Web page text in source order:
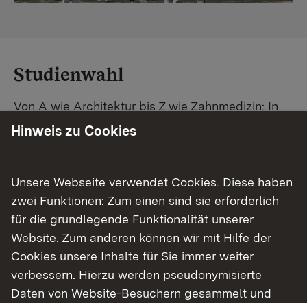
Studienwahl
Von A wie Architektur bis Z wie Zahnmedizin: In
Baden-Württemberg warten unzählige
Studiengangsuche schnell den passenden
Studienplatz. Außerdem gibt's eine Schritt-für-
Schritt-Anleitung zu deinem Traum-Studium.
Finde dein Studium in Baden-Württemberg
Hinweis zu Cookies
Unsere Webseite verwendet Cookies. Diese haben
zwei Funktionen: Zum einen sind sie erforderlich
für die grundlegende Funktionalität unserer
Website. Zum anderen können wir mit Hilfe der
Cookies unsere Inhalte für Sie immer weiter
verbessern. Hierzu werden pseudonymisierte
Daten von Website-Besuchern gesammelt und